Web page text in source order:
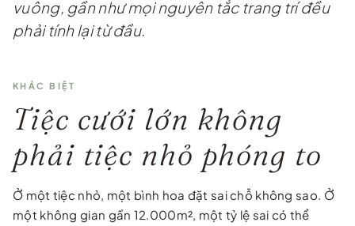
vuông, gần như mọi nguyên tắc trang trí đều
phải tính lại từ đầu.
KHÁC BIỆT
Tiệc cưới lớn không
phải tiệc nhỏ phóng to
Ở một tiệc nhỏ, một bình hoa đặt sai chỗ không sao. Ở
một không gian gần 12.000m², một tỷ lệ sai có thể